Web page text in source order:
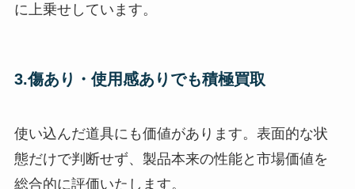
に上乗せしています。
3.傷あり・使用感ありでも積極買取
使い込んだ道具にも価値があります。表面的な状
態だけで判断せず、製品本来の性能と市場価値を
総合的に評価いたします。